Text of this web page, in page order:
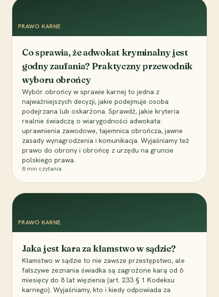
PRAWO KARNE
Co sprawia, że adwokat kryminalny jest
godny zaufania? Praktyczny przewodnik
wyboru obrońcy
Wybór obrońcy w sprawie karnej to jedna z
najważniejszych decyzji, jakie podejmuje osoba
podejrzana lub oskarżona. Sprawdź, jakie kryteria
realnie świadczą o wiarygodności adwokata:
uprawnienia zawodowe, tajemnica obrończa, jawne
zasady wynagrodzenia i komunikacja. Wyjaśniamy też
prawo do obrony i obrońcę z urzędu na gruncie
polskiego prawa.
8 min czytania
PRAWO KARNE
Jaka jest kara za kłamstwo w sądzie?
Kłamstwo w sądzie to nie zawsze przestępstwo, ale
fałszywe zeznania świadka są zagrożone karą od 6
miesięcy do 8 lat więzienia (art. 233 § 1 Kodeksu
karnego). Wyjaśniamy, kto i kiedy odpowiada za